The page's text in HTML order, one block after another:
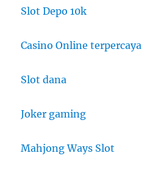
Slot Depo 10k
Casino Online terpercaya
Slot dana
Joker gaming
Mahjong Ways Slot